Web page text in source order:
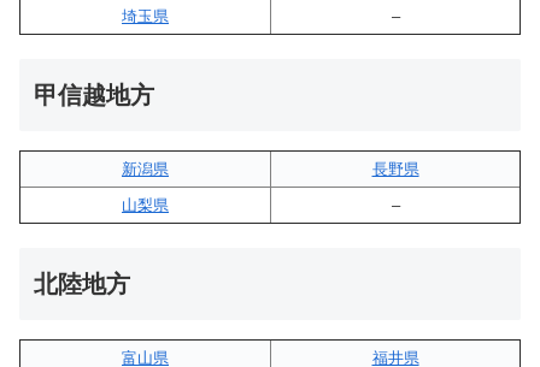
埼玉県
–
甲信越地方
新潟県
長野県
山梨県
–
北陸地方
富山県
福井県